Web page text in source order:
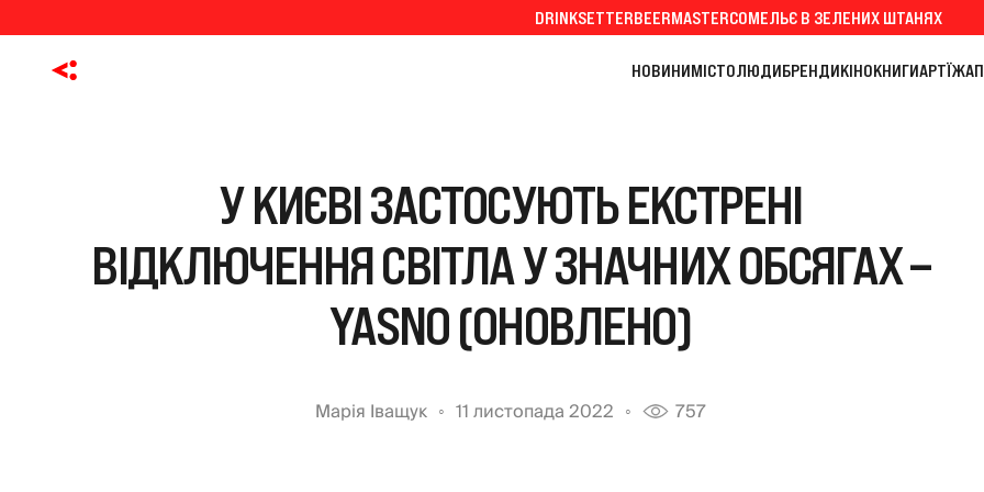
DRINKSETTERBEERMASTERСОМЕЛЬЄ В ЗЕЛЕНИХ ШТАНЯХ
НОВИНИМІСТОЛЮДИБРЕНДИКІНОКНИГИАРТЇЖА
У КИЄВІ ЗАСТОСУЮТЬ ЕКСТРЕНІ
ВІДКЛЮЧЕННЯ СВІТЛА У ЗНАЧНИХ ОБСЯГАХ –
YASNO (ОНОВЛЕНО)
Марія Іващук 11 листопада 2022 757